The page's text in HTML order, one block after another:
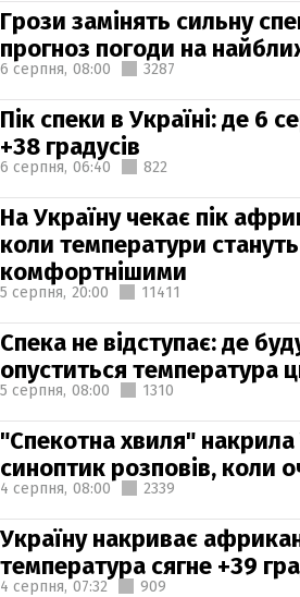
Грози замінять сильну
прогноз погоди на
6 серпня, 08:00 3287
Пік спеки в Україні: де 6
+38 градусів
6 серпня, 06:40 822
На Україну чекає пік
коли температури стануть
комфортнішими
5 серпня, 20:00 11411
Спека не відступає: де
опуститься температура
5 серпня, 08:00 1310
"Спекотна хвиля" накрила
синоптик розповів, коли
4 серпня, 08:00 2339
Україну накриває
температура сягне +39
4 серпня, 07:32 909